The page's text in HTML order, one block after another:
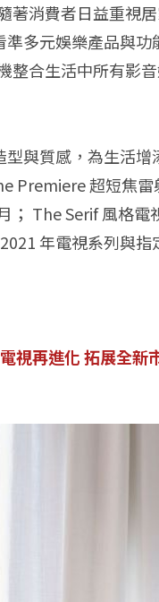
著消費者日益重視
多元娛樂產品與
整合生活中所有影
與質感，為生活
Premiere 超短焦
； The Serif 風格
年電視系列與
視再進化 拓展全新